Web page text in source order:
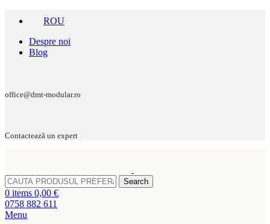
ROU
Despre noi
Blog
office@dmt-modular.ro
Contactează un expert
Search
0 items 0,00 €
0758 882 611
Menu